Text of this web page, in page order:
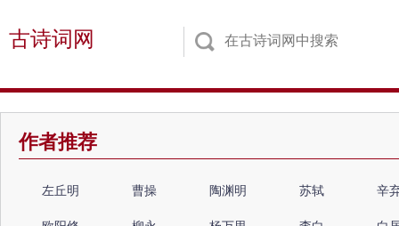
古诗词网
作者推荐
左丘明 曹操 陶渊明 苏轼 辛